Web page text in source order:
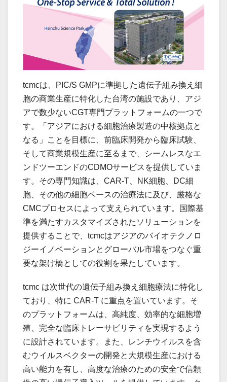
tcmcは、PIC/S GMPに準拠した遺伝子組み換え細
胞の商業生産に特化した台湾の施設であり、アジ
アで数少ないCGT専門プラットフォームの一つで
す。「アジアにおける細胞治療製造の中核拠点と
なる」ことを目標に、前臨床開発から臨床試験、
そして商業規模生産に至るまで、シームレスなエ
ンドツーエンドのCDMOサービスを提供していま
す。その専門知識は、CAR-T、NK細胞、DC細
胞、その他の細胞ベースの治療法に及び、厳格な
CMCプロセスによって支えられています。国際基
準を満たすカスタマイズされたソリューションを
提供することで、tcmcはアジアのバイオテクノロ
ジーイノベーションとグローバル市場をつなぐ重
要な架け橋としての役割を果たしています。
tcmc は次世代の遺伝子組み換え細胞療法に特化し
ており、特に CAR-T に重点を置いています。そ
のプラットフォームは、高純度、効率的な細胞増
殖、完全な臨床トレーサビリティを実現するよう
に設計されています。また、レンチウイルスを含
むウイルスベクターの開発と大規模生産における
高い能力を有し、高度な治療のための安全で信頼